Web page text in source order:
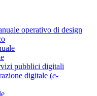
operativo di design
pubblici digitali
digitale (e-